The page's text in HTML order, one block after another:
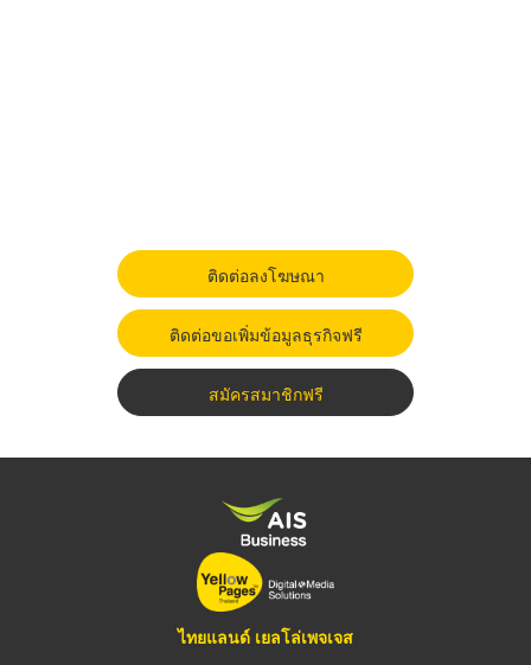
ติดต่อลงโฆษณา
ติดต่อขอเพิ่มข้อมูลธุรกิจฟรี
สมัครสมาชิกฟรี
ไทยแลนด์ เยลโล่เพจเจส